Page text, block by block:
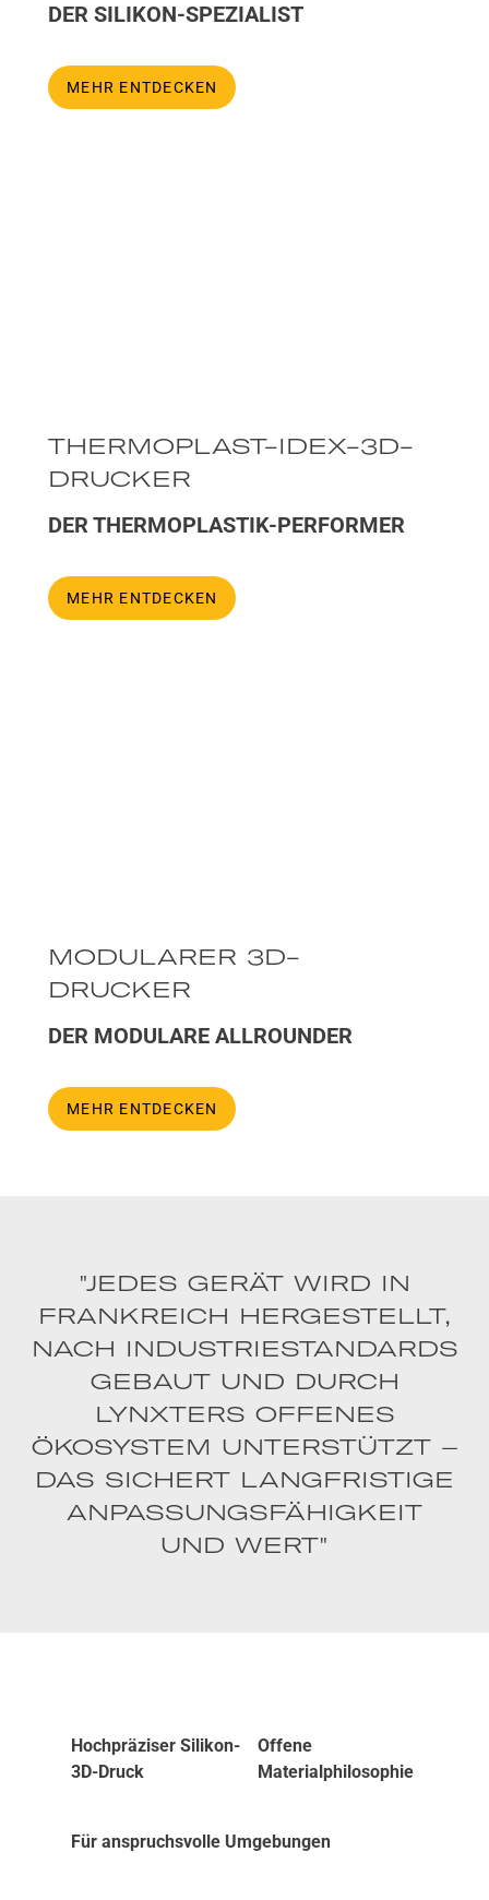
DER SILIKON-SPEZIALIST
MEHR ENTDECKEN
THERMOPLAST-IDEX-3D-
DRUCKER
DER THERMOPLASTIK-PERFORMER
MEHR ENTDECKEN
MODULARER 3D-
DRUCKER
DER MODULARE ALLROUNDER
MEHR ENTDECKEN
"JEDES GERÄT WIRD IN
FRANKREICH HERGESTELLT,
NACH INDUSTRIESTANDARDS
GEBAUT UND DURCH
LYNXTERS OFFENES
ÖKOSYSTEM UNTERSTÜTZT –
DAS SICHERT LANGFRISTIGE
ANPASSUNGSFÄHIGKEIT
UND WERT"
Hochpräziser Silikon-
3D-Druck
Offene
Materialphilosophie
Für anspruchsvolle Umgebungen